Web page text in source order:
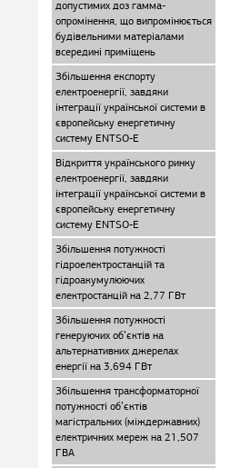
допустимих доз гамма-
опромінення, що випромінюється
будівельними матеріалами
всередині приміщень
Збільшення експорту
електроенергії, завдяки
інтеграції української системи в
європейську енергетичну
систему ENTSO-E
Відкриття українського ринку
електроенергії, завдяки
інтеграції української системи в
європейську енергетичну
систему ENTSO-E
Збільшення потужності
гідроелектростанцій та
гідроакумулюючих
електростанцій на 2,77 ГВт
Збільшення потужності
генеруючих об’єктів на
альтернативних джерелах
енергії на 3,694 ГВт
Збільшення трансформаторної
потужності об’єктів
магістральних (міждержавних)
електричних мереж на 21,507
ГВА